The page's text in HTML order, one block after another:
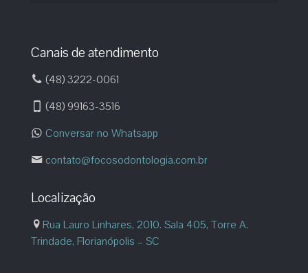
Canais de atendimento
(48) 3222-0061
(48) 99163-3516
Conversar no Whatsapp
contato@focosodontologia.com.br
Localização
Rua Lauro Linhares, 2010. Sala 405, Torre A.
Trindade, Florianópolis – SC